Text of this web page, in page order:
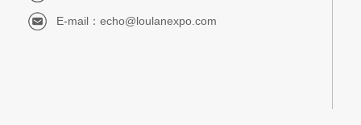
E-mail： echo@loulanexpo.com